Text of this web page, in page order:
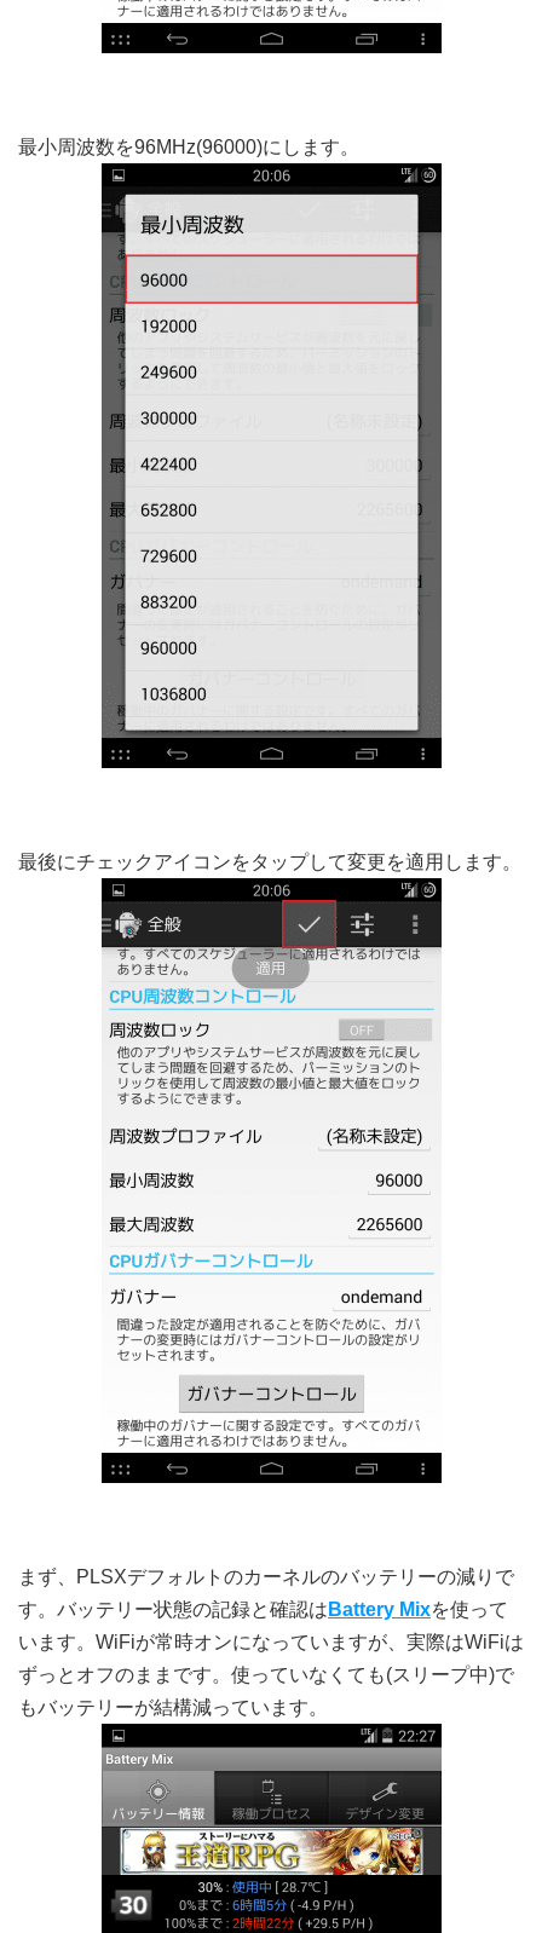
最小周波数を96MHz(96000)にします。
最後にチェックアイコンをタップして変更を適用します。
まず、PLSXデフォルトのカーネルのバッテリーの減りで
す。バッテリー状態の記録と確認は Battery Mixを使って
います。WiFiが常時オンになっていますが、実際はWiFiは
ずっとオフのままです。使っていなくても(スリープ中)で
もバッテリーが結構減っています。